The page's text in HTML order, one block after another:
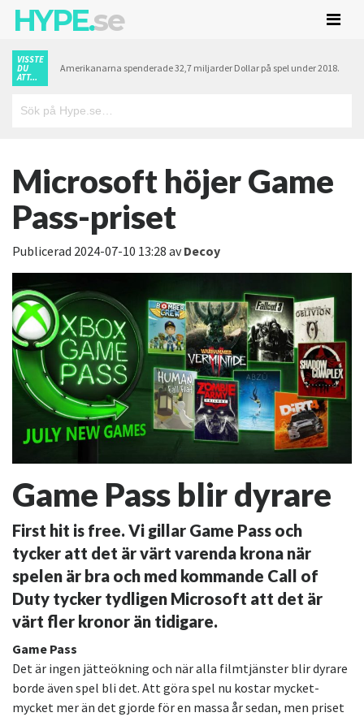
HYPE.se
VISSTE
DU
ATT...
Amerikanarna spenderade 32,7 miljarder Dollar på spel under 2018.
Microsoft höjer Game
Pass-priset
Publicerad 2024-07-10 13:28 avDecoy
Game Pass blir dyrare
First hit is free. Vi gillar Game Pass och
tycker att det är värt varenda krona när
spelen är bra och med kommande Call of
Duty tycker tydligen Microsoft att det är
värt fler kronor än tidigare.
Game Pass
Det är ingen jätteökning och när alla filmtjänster blir dyrare
borde även spel bli det. Att göra spel nu kostar mycket-
mycket mer än det gjorde för en massa år sedan, men priset